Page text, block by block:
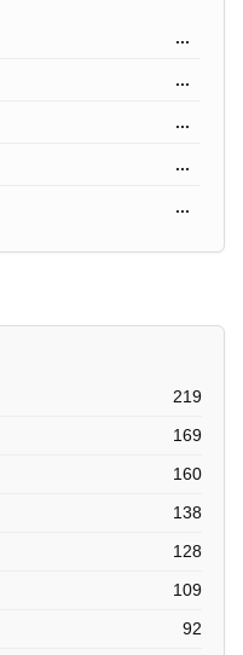
...
...
...
...
...
219
169
160
138
128
109
92